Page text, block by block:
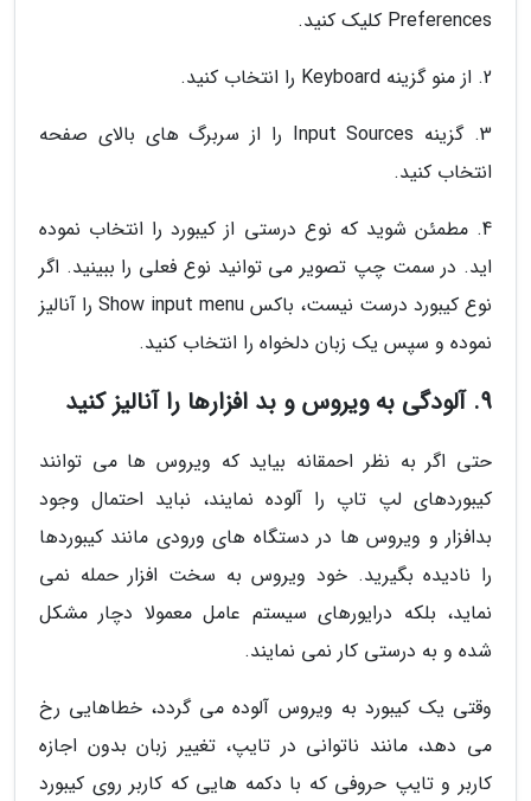
Preferences کلیک کنید.
2. از منو گزینه Keyboard را انتخاب کنید.
3. گزینه Input Sources را از سربرگ های بالای صفحه
انتخاب کنید.
4. مطمئن شوید که نوع درستی از کیبورد را انتخاب نموده
اید. در سمت چپ تصویر می توانید نوع فعلی را ببینید. اگر
نوع کیبورد درست نیست، باکس Show input menu را آنالیز
نموده و سپس یک زبان دلخواه را انتخاب کنید.
9. آلودگی به ویروس و بد افزارها را آنالیز کنید
حتی اگر به نظر احمقانه بیاید که ویروس ها می توانند
کیبوردهای لپ تاپ را آلوده نمایند، نباید احتمال وجود
بدافزار و ویروس ها در دستگاه های ورودی مانند کیبوردها
را نادیده بگیرید. خود ویروس به سخت افزار حمله نمی
نماید، بلکه درایورهای سیستم عامل معمولا دچار مشکل
شده و به درستی کار نمی نمایند.
وقتی یک کیبورد به ویروس آلوده می گردد، خطاهایی رخ
می دهد، مانند ناتوانی در تایپ، تغییر زبان بدون اجازه
کاربر و تایپ حروفی که با دکمه هایی که کاربر روی کیبورد